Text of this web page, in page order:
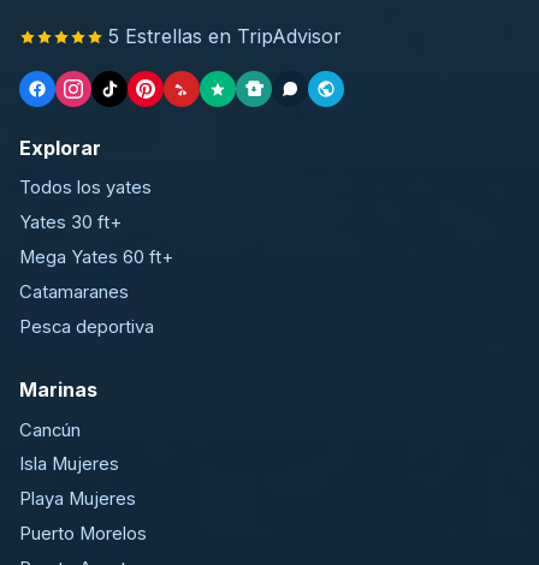
5 Estrellas en TripAdvisor
Explorar
Todos los yates
Yates 30 ft+
Mega Yates 60 ft+
Catamaranes
Pesca deportiva
Marinas
Cancún
Isla Mujeres
Playa Mujeres
Puerto Morelos